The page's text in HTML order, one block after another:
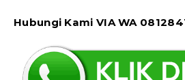
Hubungi Kami VIA WA